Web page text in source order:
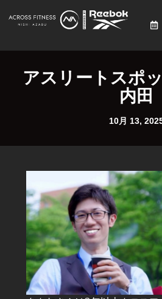
アスリートスポ
内田
10月 13,